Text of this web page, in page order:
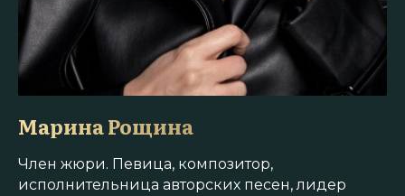
Марина Рощина
Член жюри. Певица, композитор,
исполнительница авторских песен, лидер